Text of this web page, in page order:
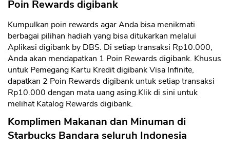
Poin Rewards digibank
Kumpulkan poin rewards agar Anda bisa menikmati
berbagai pilihan hadiah yang bisa ditukarkan melalui
Aplikasi digibank by DBS. Di setiap transaksi Rp10.000,
Anda akan mendapatkan 1 Poin Rewards digibank. Khusus
untuk Pemegang Kartu Kredit digibank Visa Infinite,
dapatkan 2 Poin Rewards digibank untuk setiap transaksi
Rp10.000 dengan mata uang asing.Klik di sini untuk
melihat Katalog Rewards digibank.
Komplimen Makanan dan Minuman di
Starbucks Bandara seluruh Indonesia
OK
CANCEL